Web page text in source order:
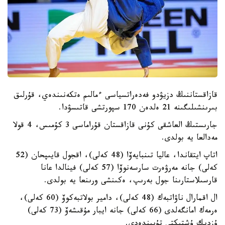
قازاقستاننىڭ دزيۋدو فەدەراتسياسى ءمالىم ەتكەنىندەي، قۇرلىق
بىرىنشىلىگىنە 21 ەلدەن 170 سپورتشى قاتىسۋدا.
جارىستىڭ العاشقى كۇنى قازاقستان قۇراماسى 3 كۇمىس، 4 قولا
مەدالعا يە بولدى.
اتاپ ايتقاندا، عاليا تىنبايەۆا (48 كەلى)، اقجول قايىپحان (52
كەلى) جانە مەرۋەرت سارسەنوۆا (57 كەلى) فينالدا عانا
قارسىلاستارىنا جول بەرىپ، ەكىنشى ورىنعا يە بولدى.
ال اقمارال ناۋاتبەك (48 كەلى)، دامير بولاتبەكوۆ (60 كەلى)،
ەرمەك امانگەلدى (66 كەلى) جانە ايبار مۇقىشەۆ (73 كەلى)